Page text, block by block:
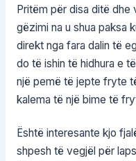
Pritëm për disa ditë dhe
gëzimi na u shua paksa
direkt nga fara dalin të
do të ishin të hidhura e
një pemë të jepte fryte
kalema të një bime të
Është interesante kjo
shpesh të vegjël për